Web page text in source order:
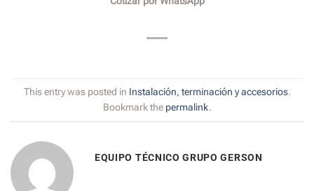
This entry was posted in Instalación, terminación y accesorios.
Bookmark the permalink.
EQUIPO TÉCNICO GRUPO GERSON